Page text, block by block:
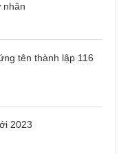
nhân
tên thành lập 116
2023